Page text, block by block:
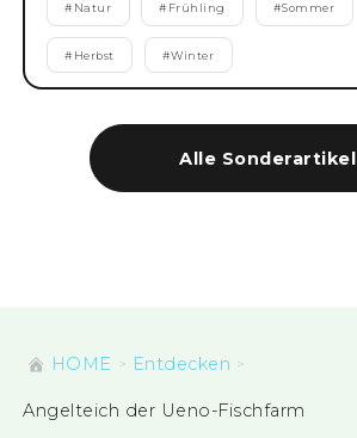
Alle Sonderartikel
# Natur # Frühling #Sommer
# Herbst #Winter
HOME Entdecken
Angelteich der Ueno-Fischfarm